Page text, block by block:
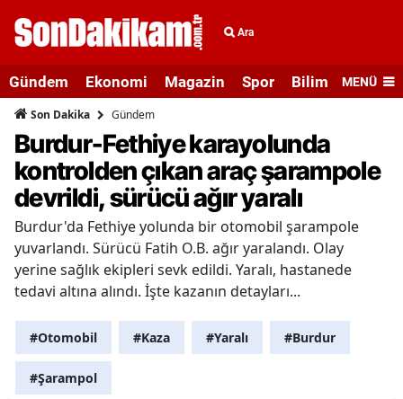
Ara
Gündem Ekonomi Magazin Spor Bilim veMENÜ
Son Dakika Gündem
Burdur-Fethiye karayolunda
kontrolden çıkan araç şarampole
devrildi, sürücü ağır yaralı
Burdur'da Fethiye yolunda bir otomobil şarampole
yuvarlandı. Sürücü Fatih O.B. ağır yaralandı. Olay
yerine sağlık ekipleri sevk edildi. Yaralı, hastanede
tedavi altına alındı. İşte kazanın detayları...
#Otomobil #Kaza #Yaralı #Burdur
#Şarampol